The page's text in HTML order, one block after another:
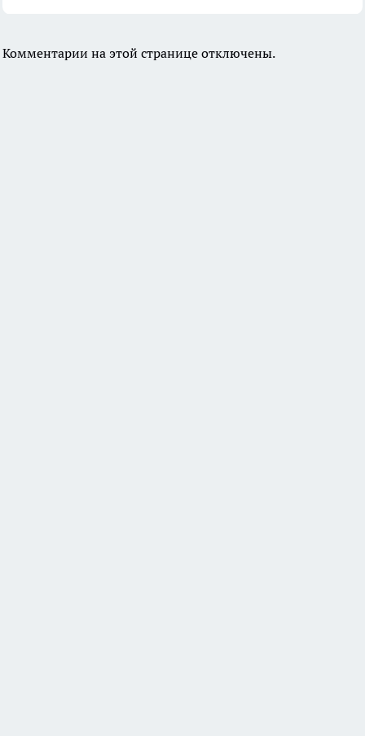
Комментарии на этой странице отключены.